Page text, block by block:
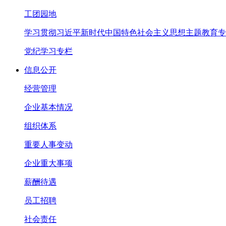
工团园地
学习贯彻习近平新时代中国特色社会主义思想主题教育
党纪学习专栏
信息公开
经营管理
企业基本情况
组织体系
重要人事变动
企业重大事项
薪酬待遇
员工招聘
社会责任